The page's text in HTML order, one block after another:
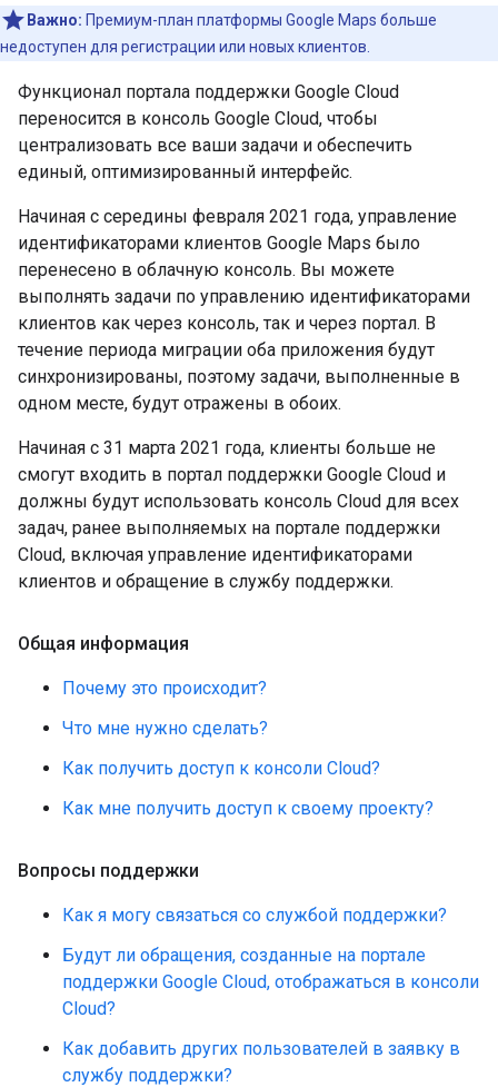
Важно: Премиум-план платформы Google Maps больше
недоступен для регистрации или новых клиентов.
Функционал портала поддержки Google Cloud
переносится в консоль Google Cloud, чтобы
централизовать все ваши задачи и обеспечить
единый, оптимизированный интерфейс.
Начиная с середины февраля 2021 года, управление
идентификаторами клиентов Google Maps было
перенесено в облачную консоль. Вы можете
выполнять задачи по управлению идентификаторами
клиентов как через консоль, так и через портал. В
течение периода миграции оба приложения будут
синхронизированы, поэтому задачи, выполненные в
одном месте, будут отражены в обоих.
Начиная с 31 марта 2021 года, клиенты больше не
смогут входить в портал поддержки Google Cloud и
должны будут использовать консоль Cloud для всех
задач, ранее выполняемых на портале поддержки
Cloud, включая управление идентификаторами
клиентов и обращение в службу поддержки.
Общая информация
Почему это происходит?
Что мне нужно сделать?
Как получить доступ к консоли Cloud?
Как мне получить доступ к своему проекту?
Вопросы поддержки
Как я могу связаться со службой поддержки?
Будут ли обращения, созданные на портале
поддержки Google Cloud, отображаться в консоли
Cloud?
Как добавить других пользователей в заявку в
службу поддержки?